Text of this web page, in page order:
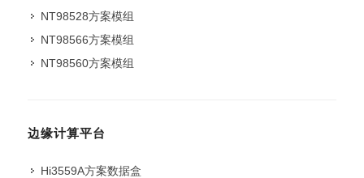
NT98528方案模组
NT98566方案模组
NT98560方案模组
边缘计算平台
Hi3559A方案数据盒